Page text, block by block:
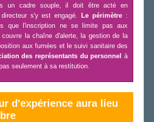
un cadre souple, il doit être acté en
s'y est engagé.
Le périmètre :
que l'inscription ne se limite pas aux
la chaîne d'alerte, la gestion de la
aux fumées et le suivi sanitaire des
des représentants du personnel à
seulement à sa restitution.
d'expérience aura lieu